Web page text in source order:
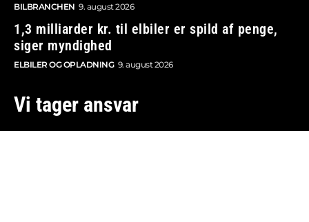
BILBRANCHEN 9. august 2026
1,3 milliarder kr. til elbiler er spild af penge,
siger myndighed
ELBILER OG OPLADNING 9. august 2026
Vi tager ansvar